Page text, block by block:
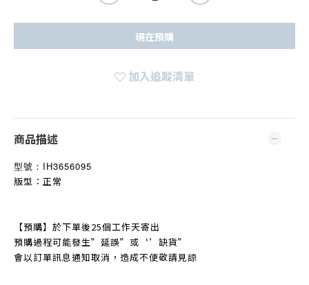
現在預購
加入追蹤清單
商品描述
型號： IH3656095
版型：正常
【預購】於下單後25個工作天寄出
預購過程可能發生” 延誤” 或‘’缺貨”
會以訂單訊息通知取消，造成不便敬請見諒